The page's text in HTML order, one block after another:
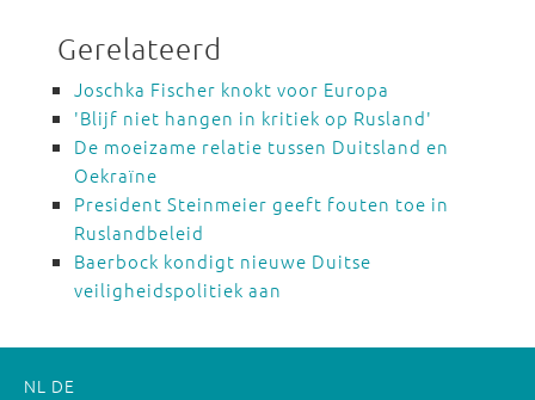
Gerelateerd
Joschka Fischer knokt voor Europa
'Blijf niet hangen in kritiek op Rusland'
De moeizame relatie tussen Duitsland en
Oekraïne
President Steinmeier geeft fouten toe in
Ruslandbeleid
Baerbock kondigt nieuwe Duitse
veiligheidspolitiek aan
NL DE